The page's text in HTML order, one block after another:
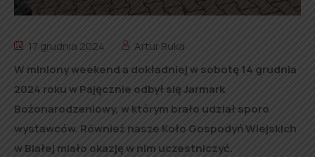
17 grudnia 2024
Artur Ruka
W miniony weekend a dokładniej w sobotę 14 grudnia
2024 roku w Pajęcznie odbył się Jarmark
Bożonarodzeniowy, w którym brało udział sporo
wystawców. Również nasze Koło Gospodyń Wiejskich
w Białej miało okazję w nim uczestniczyć.